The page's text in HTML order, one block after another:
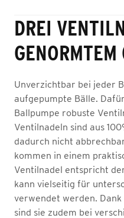
DREI
GENORMTEM
Unverzichtbar bei jeder
aufgepumpte Bälle.
Ballpumpe robuste
Ventilnadeln sind aus
dadurch nicht
kommen in einem
Ventilnadel entspricht
kann vielseitig für
verwendet werden.
sind sie zudem bei